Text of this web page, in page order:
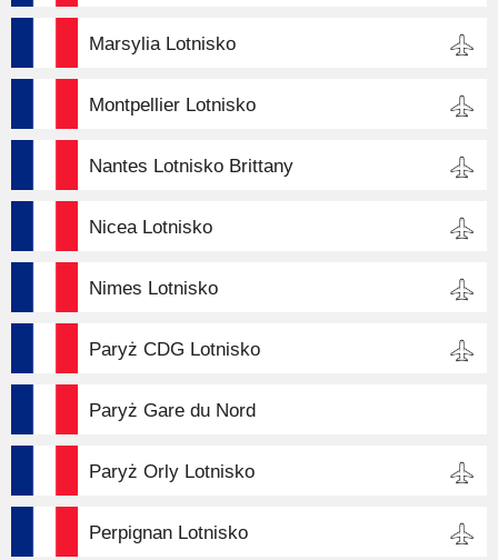
Marsylia Lotnisko
Montpellier Lotnisko
Nantes Lotnisko Brittany
Nicea Lotnisko
Nimes Lotnisko
Paryż CDG Lotnisko
Paryż Gare du Nord
Paryż Orly Lotnisko
Perpignan Lotnisko